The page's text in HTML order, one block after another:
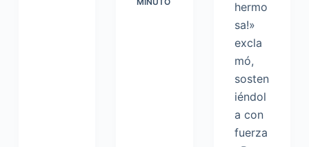
hermo
sa!»
excla
mó,
sosten
iéndol
a con
fuerza